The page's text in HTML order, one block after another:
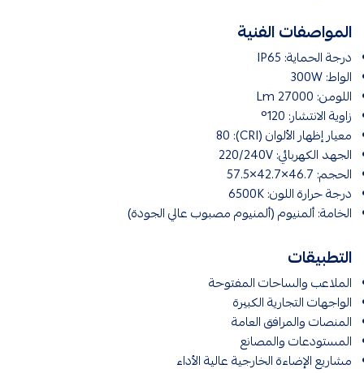
المواصفات الفنية
درجة الحماية: IP65
الواط: 300W
اللومن: 27000 Lm
زاوية الانتشار: 120°
معيار إظهار الألوان (CRI): 80
الجهد الكهربائي: 220/240V
الحجم: 46.7×42.7×57.5
درجة حرارة اللون: 6500K
الخامة: ألمنيوم (ألمنيوم مصبوب عالي الجودة)
التطبيقات
الملاعب والساحات المفتوحة
الواجهات التجارية الكبيرة
المنصات والمرافق العامة
المستودعات والمصانع
مشاريع الإضاءة الخارجية عالية الأداء